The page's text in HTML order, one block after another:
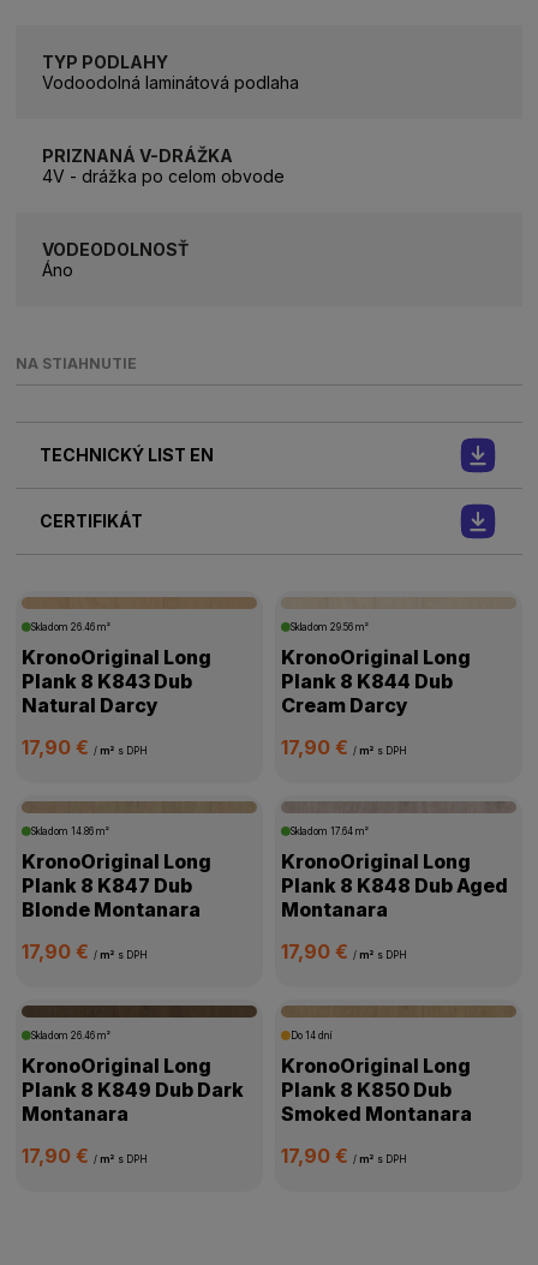
TYP PODLAHY
Vodoodolná laminátová podlaha
PRIZNANÁ V-DRÁŽKA
4V - drážka po celom obvode
VODEODOLNOSŤ
Áno
NA STIAHNUTIE
TECHNICKÝ LIST EN
CERTIFIKÁT
Skladom26.46 m²
KronoOriginal Long
Plank 8 K843 Dub
Natural Darcy
17,90 €/ m² s DPH
Skladom 29.56 m²
KronoOriginal Long
Plank 8 K844 Dub
Cream Darcy
17,90 € / m² s DPH
Skladom14.86 m²
KronoOriginal Long
Plank 8 K847 Dub
Blonde Montanara
17,90 €/ m² s DPH
Skladom 17.64 m²
KronoOriginal Long
Plank 8 K848 Dub Aged
Montanara
17,90 € / m² s DPH
Skladom26.46 m²
KronoOriginal Long
Plank 8 K849 Dub Dark
Montanara
17,90 €/ m² s DPH
Do 14 dní
KronoOriginal Long
Plank 8 K850 Dub
Smoked Montanara
17,90 € / m² s DPH